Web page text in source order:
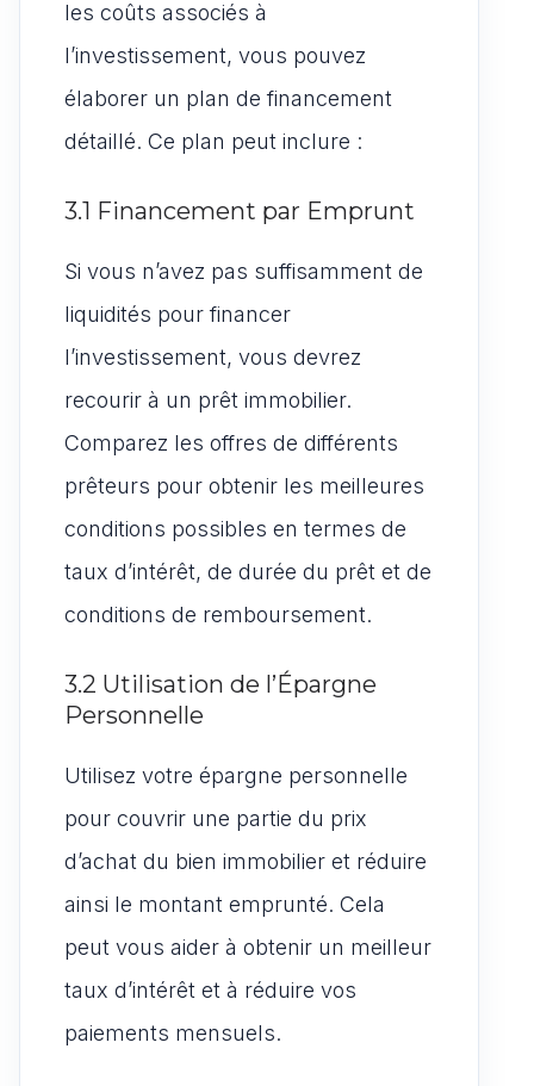
les coûts associés à
l’investissement, vous pouvez
élaborer un plan de financement
détaillé. Ce plan peut inclure :
3.1 Financement par Emprunt
Si vous n’avez pas suffisamment de
liquidités pour financer
l’investissement, vous devrez
recourir à un prêt immobilier.
Comparez les offres de différents
prêteurs pour obtenir les meilleures
conditions possibles en termes de
taux d’intérêt, de durée du prêt et de
conditions de remboursement.
3.2 Utilisation de l’Épargne
Personnelle
Utilisez votre épargne personnelle
pour couvrir une partie du prix
d’achat du bien immobilier et réduire
ainsi le montant emprunté. Cela
peut vous aider à obtenir un meilleur
taux d’intérêt et à réduire vos
paiements mensuels.